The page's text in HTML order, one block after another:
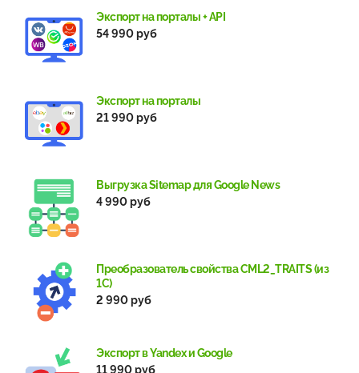
Экспорт на порталы + API
54 990 руб
Экспорт на порталы
21 990 руб
Выгрузка Sitemap для Google News
4 990 руб
Преобразователь свойства CML2_TRAITS (из
1С)
2 990 руб
Экспорт в Yandex и Google
11 990 руб